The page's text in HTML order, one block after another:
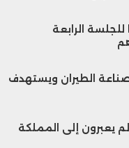
الرابعة
الطيران ويستهدف
يعبرون إلى المملكة